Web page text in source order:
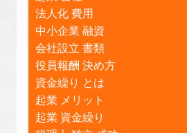
法人化 費用
中小企業 融資
会社設立 書類
役員報酬 決め方
資金繰り とは
起業 メリット
起業 資金繰り